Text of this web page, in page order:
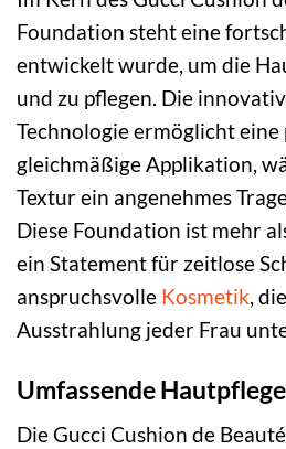
Foundation steht eine
entwickelt wurde, um die
und zu pflegen. Die
Technologie ermöglicht eine
gleichmäßige Applikation,
Textur ein angenehmes
Diese Foundation ist mehr
ein Statement für zeitlose
anspruchsvolle Kosmetik ,
Ausstrahlung jeder Frau
Umfassende
Die Gucci Cushion de